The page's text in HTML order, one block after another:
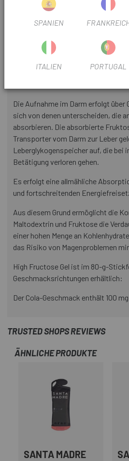
Energiefreisetzung.
Molekulargewichts und seiner
die Verdauung fördert und
Nebenwirkungen reduziert.
Die Aufnahme im Darm erfolgt über
sich von denen unterscheiden, die
absorbieren. Die absorbierte
Transporter vom Darm zur Leber
Leberglykogenspeicher auf, die bei
Betätigung verloren gehen.
Es erfolgt eine allmähliche
und fortschreitenden
Aus diesem Grund ermöglicht die
Maltodextrin und Fruktose die
einer hohen Menge an
das Risiko von Magenproblemen
High Fructose Gel ist im 80-g-
Geschmacksrichtungen erhältlich:
Der Cola-Geschmack enthält 100
TRUSTED SHOPS REVIEWS
ÄHNLICHE PRODUKTE
SANTA MADRE
SPANIEN
ITALIEN PORTUGAL